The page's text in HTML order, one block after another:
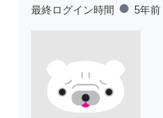
最終ログイン時間 fiber_manual_record 5年前